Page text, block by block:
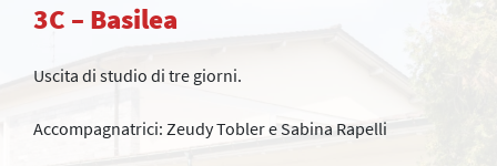
3C – Basilea
Uscita di studio di tre giorni.
Accompagnatrici: Zeudy Tobler e Sabina Rapelli